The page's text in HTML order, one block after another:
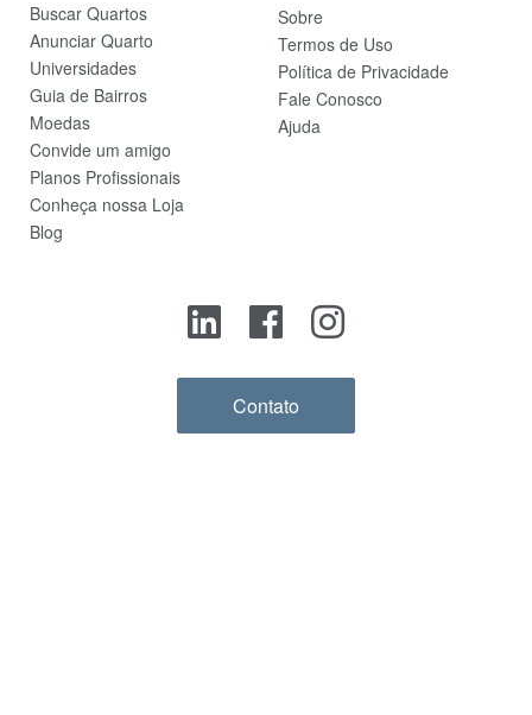
Buscar Quartos
Anunciar Quarto
Universidades
Guia de Bairros
Moedas
Convide um amigo
Planos Profissionais
Conheça nossa Loja
Blog
Sobre
Termos de Uso
Política de Privacidade
Fale Conosco
Ajuda
Contato